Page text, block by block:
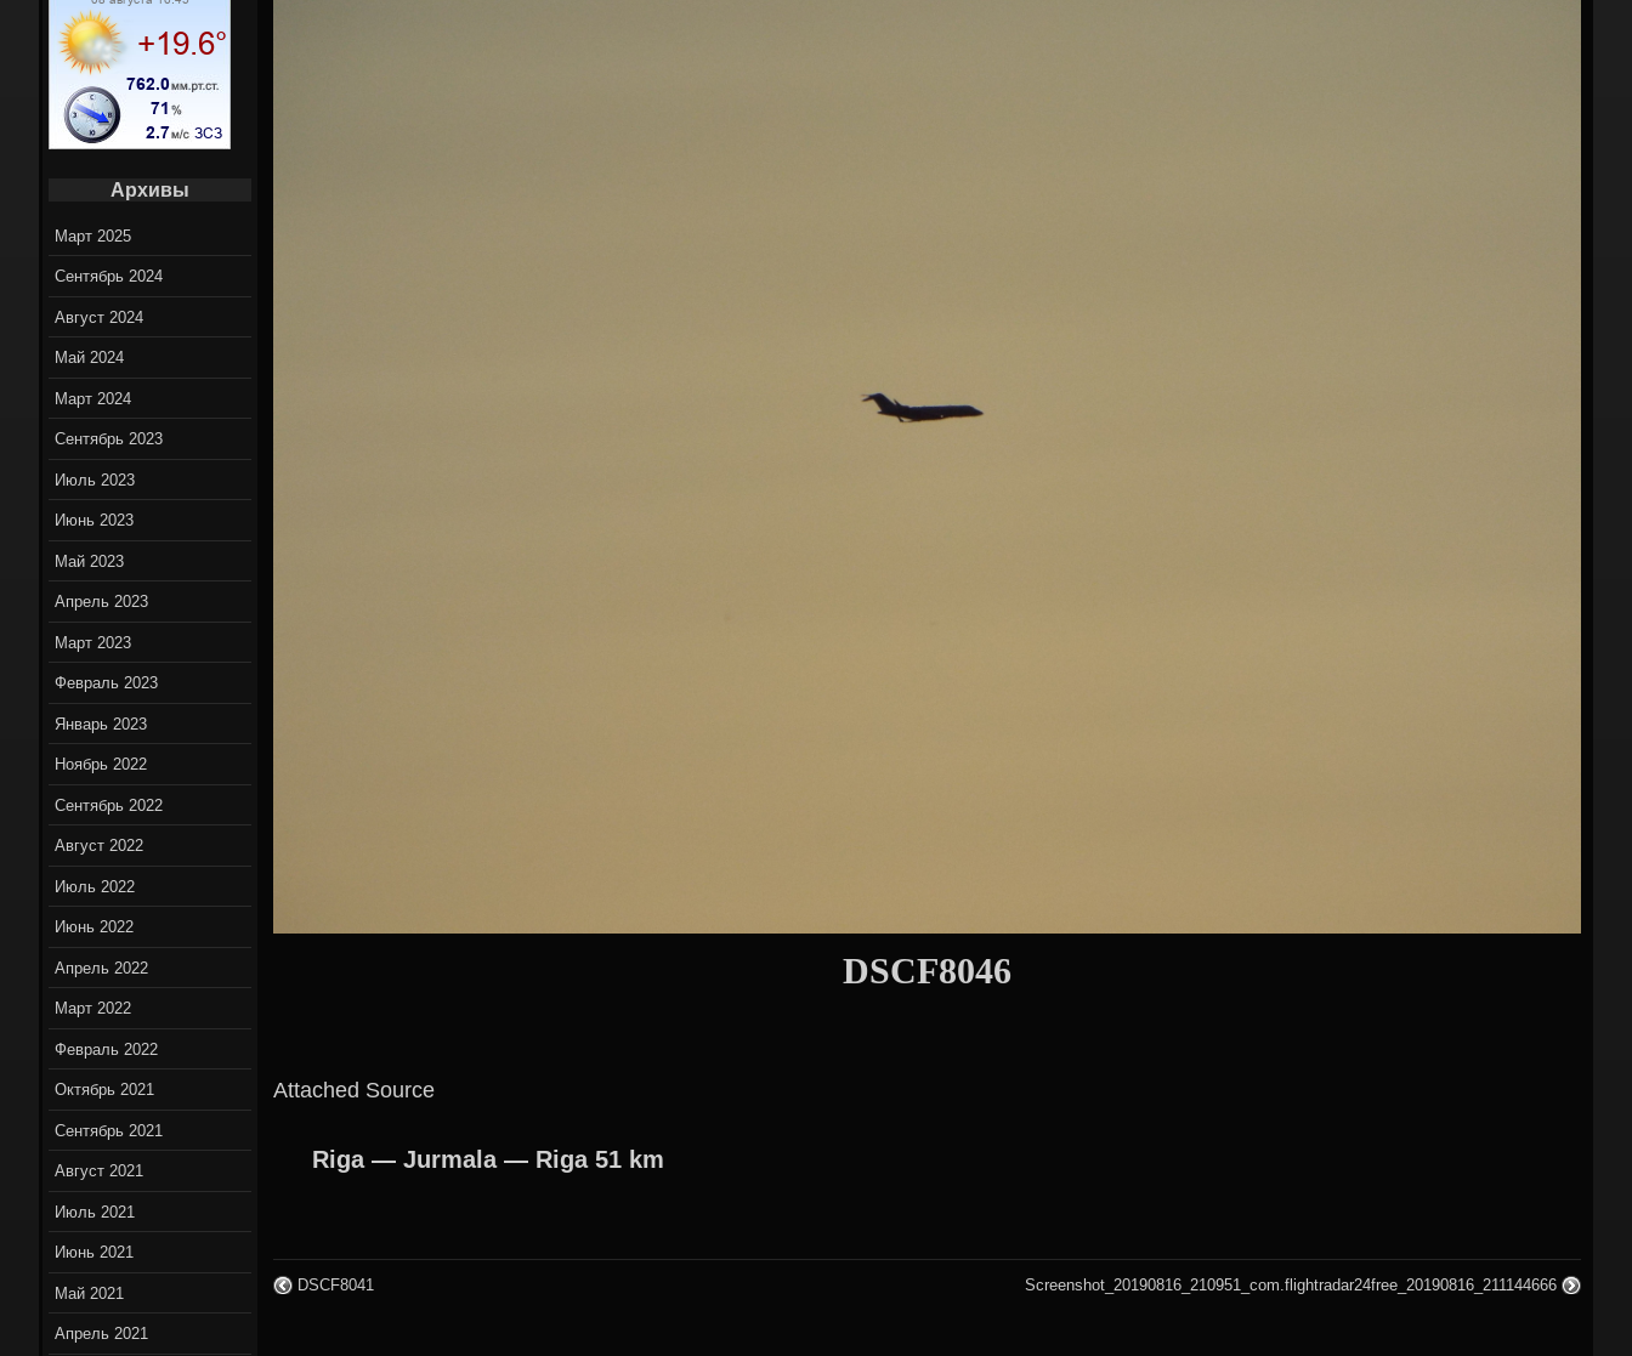
DSCF8046
Attached Source
Riga — Jurmala — Riga 51 km
DSCF8041 Screenshot_20190816_210951_com.flightradar24free_20190816_211144666
Архивы
Март 2025
Сентябрь 2024
Август 2024
Май 2024
Март 2024
Сентябрь 2023
Июль 2023
Июнь 2023
Май 2023
Апрель 2023
Март 2023
Февраль 2023
Январь 2023
Ноябрь 2022
Сентябрь 2022
Август 2022
Июль 2022
Июнь 2022
Апрель 2022
Март 2022
Февраль 2022
Октябрь 2021
Сентябрь 2021
Август 2021
Июль 2021
Июнь 2021
Май 2021
Апрель 2021